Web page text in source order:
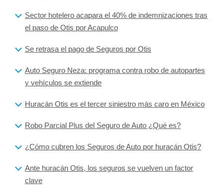
Sector hotelero acapara el 40% de indemnizaciones tras
el paso de Otis por Acapulco
Se retrasa el pago de Seguros por Otis
Auto Seguro Neza: programa contra robo de autopartes
y vehículos se extiende
Huracán Otis es el tercer siniestro más caro en México
Robo Parcial Plus del Seguro de Auto ¿Qué es?
¿Cómo cubren los Seguros de Auto por huracán Otis?
Ante huracán Otis, los seguros se vuelven un factor
clave